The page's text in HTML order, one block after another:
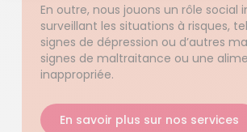
En outre, nous jouons un rôle social
surveillant les situations à risques,
signes de dépression ou d’autres
signes de maltraitance ou une
inappropriée.
En savoir plus sur nos services